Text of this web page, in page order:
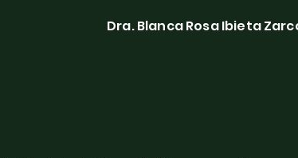
Dra. Blanca Rosa Ibieta